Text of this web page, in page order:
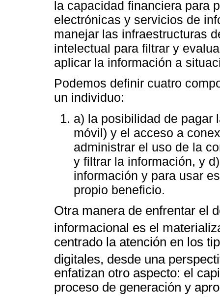
la capacidad financiera para
electrónicas y servicios de
manejar las infraestructuras
intelectual para filtrar y
aplicar la información a
Podemos definir cuatro
un individuo:
a) la posibilidad de pagar
móvil) y el acceso a
administrar el uso de la
y filtrar la información, y
información y para usar
propio beneficio.
Otra manera de enfrentar el
informacional es el
centrado la atención en los
digitales, desde una
enfatizan otro aspecto: el
proceso de generación y